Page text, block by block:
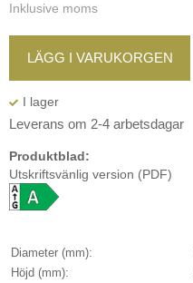
Inklusive moms
LÄGG I VARUKORGEN
Leverans om 2-4 arbetsdagar
Produktblad:
Utskriftsvänlig version (PDF)
Diameter (mm):
Höjd (mm):